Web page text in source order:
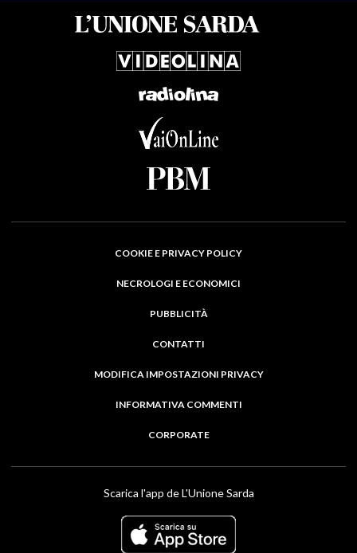
COOKIE E PRIVACY POLICY
NECROLOGI E ECONOMICI
PUBBLICITÀ
CONTATTI
MODIFICA IMPOSTAZIONI PRIVACY
INFORMATIVA COMMENTI
CORPORATE
Scarica l'app de L'Unione Sarda